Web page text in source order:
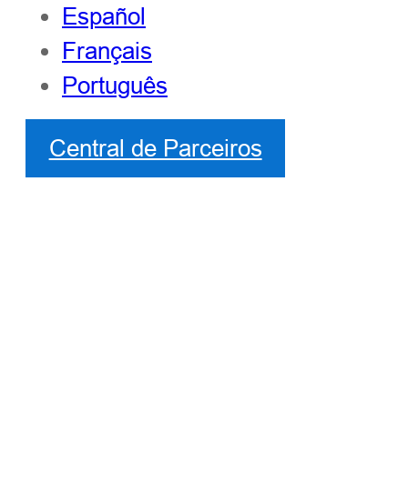
Español
Français
Português
Central de Parceiros